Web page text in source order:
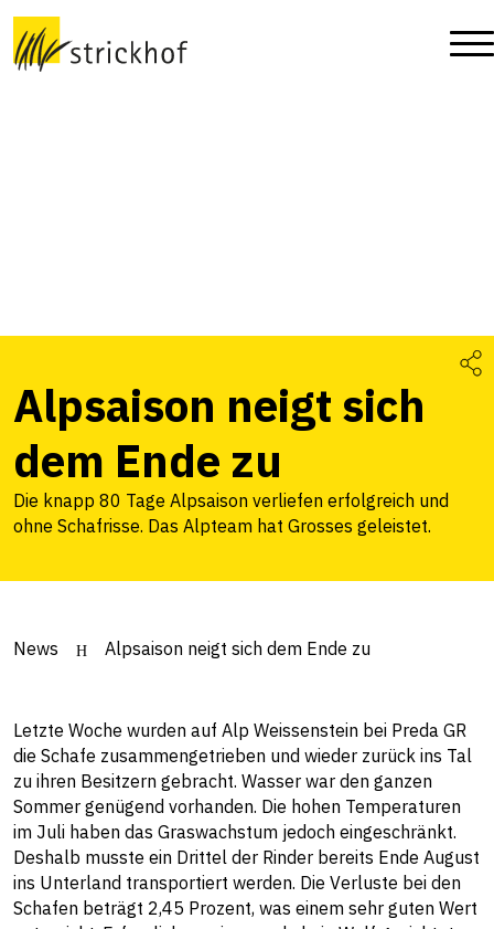
Alpsaison neigt sich
dem Ende zu
Die knapp 80 Tage Alpsaison verliefen erfolgreich und
ohne Schafrisse. Das Alpteam hat Grosses geleistet.
News Alpsaison neigt sich dem Ende zu
Letzte Woche wurden auf Alp Weissenstein bei Preda GR
die Schafe zusammengetrieben und wieder zurück ins Tal
zu ihren Besitzern gebracht. Wasser war den ganzen
Sommer genügend vorhanden. Die hohen Temperaturen
im Juli haben das Graswachstum jedoch eingeschränkt.
Deshalb musste ein Drittel der Rinder bereits Ende August
ins Unterland transportiert werden. Die Verluste bei den
Schafen beträgt 2,45 Prozent, was einem sehr guten Wert